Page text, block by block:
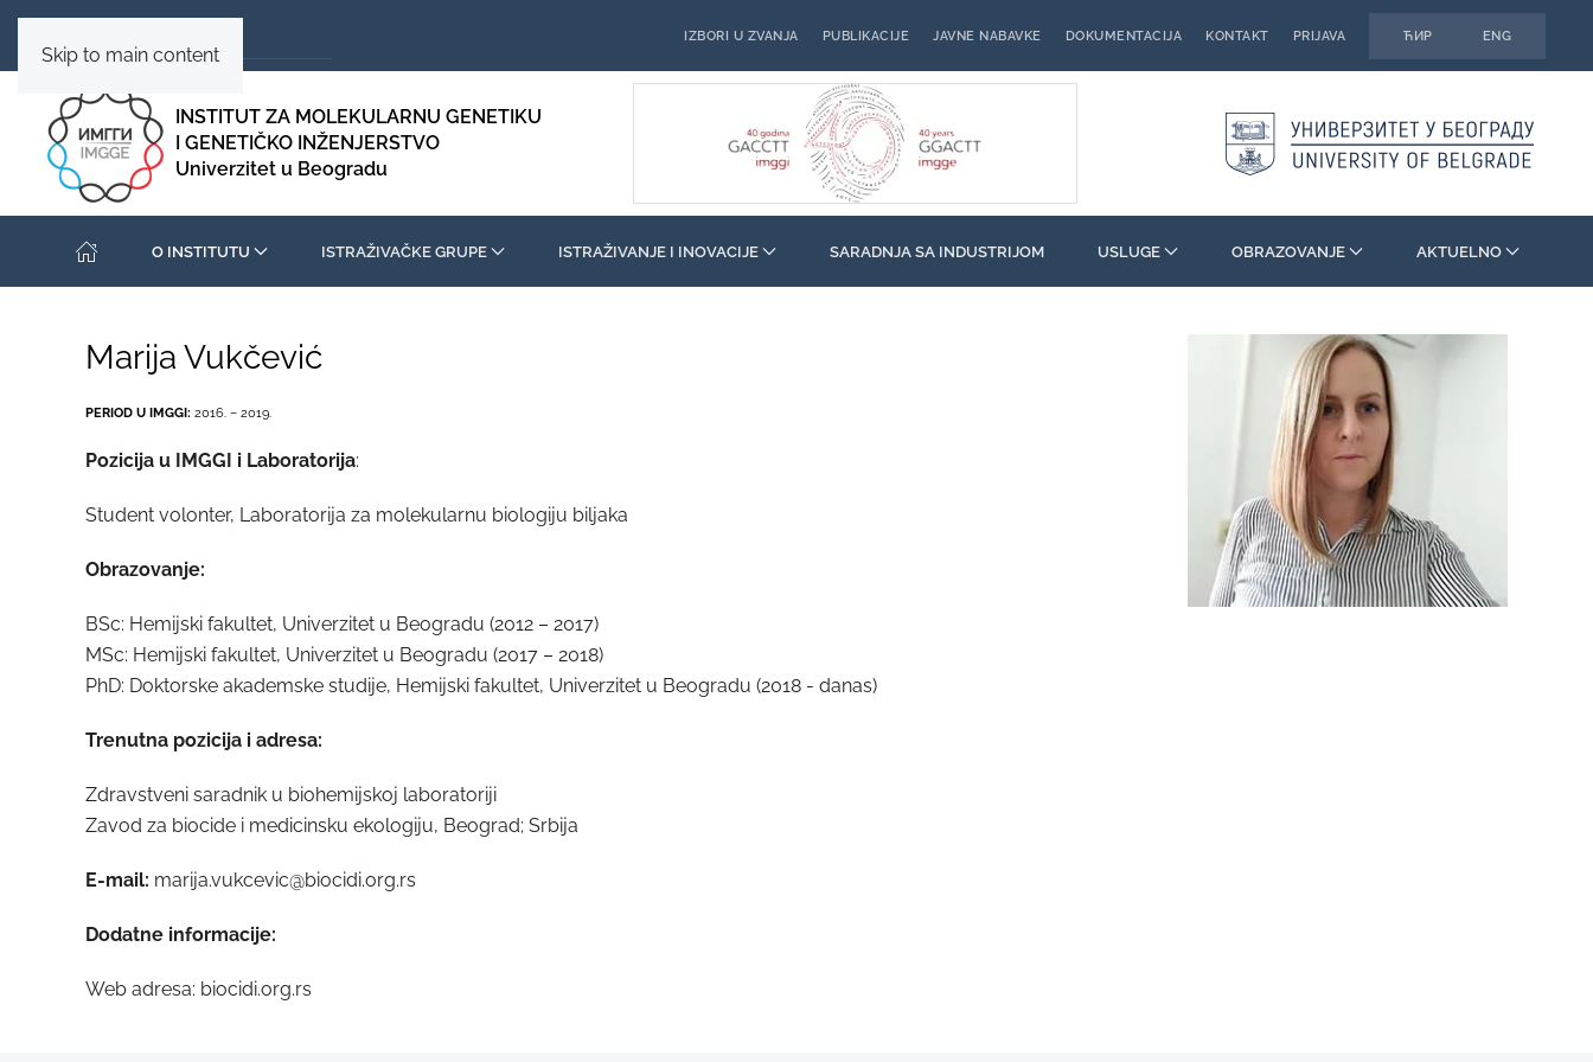
Skip to main content
IZBORI U ZVANJA PUBLIKACIJE JAVNE NABAVKE DOKUMENTACIJA KONTAKT PRIJAVA ЋИР ENG
INSTITUT ZA MOLEKULARNU GENETIKU
I GENETIČKO INŽENJERSTVO
Univerzitet u Beogradu
O INSTITUTU ISTRAŽIVAČKE GRUPE ISTRAŽIVANJE I INOVACIJE SARADNJA SA INDUSTRIJOM USLUGE OBRAZOVANJE AKTUELNO
Marija Vukčević
PERIOD U IMGGI: 2016. – 2019.
Pozicija u IMGGI i Laboratorija:
Student volonter, Laboratorija za molekularnu biologiju biljaka
Obrazovanje:
BSc: Hemijski fakultet, Univerzitet u Beogradu (2012 – 2017)
MSc: Hemijski fakultet, Univerzitet u Beogradu (2017 – 2018)
PhD: Doktorske akademske studije, Hemijski fakultet, Univerzitet u Beogradu (2018 - danas)
Trenutna pozicija i adresa:
Zdravstveni saradnik u biohemijskoj laboratoriji
Zavod za biocide i medicinsku ekologiju, Beograd; Srbija
E-mail: marija.vukcevic@biocidi.org.rs
Dodatne informacije:
Web adresa: biocidi.org.rs